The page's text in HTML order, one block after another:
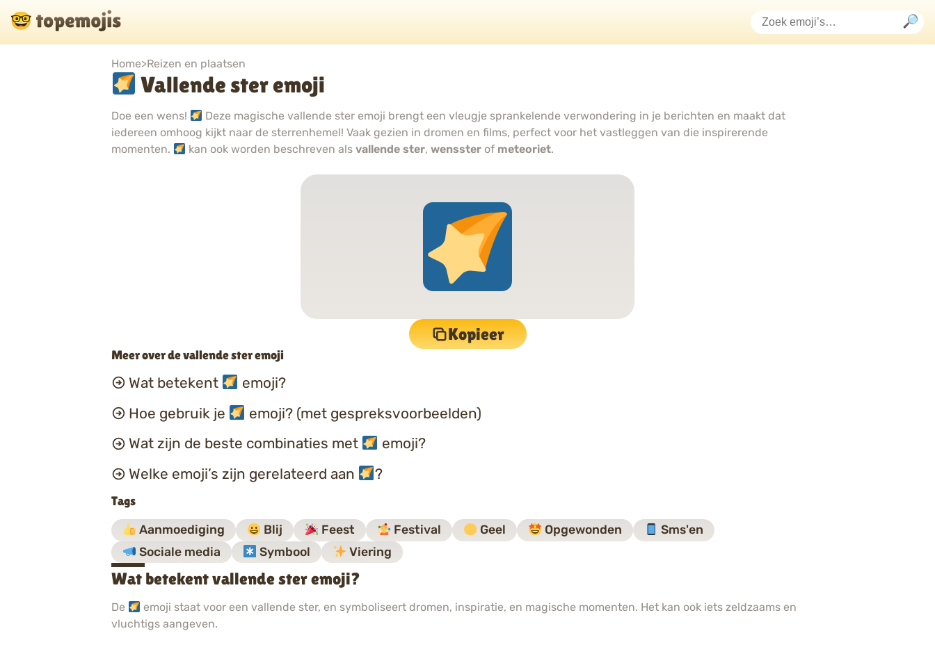
Home>Reizen en plaatsen
Vallende ster emoji
Doe een wens!
Deze magische vallende ster emoji brengt een vleugje sprankelende verwondering in je berichten en maakt dat
iedereen omhoog kijkt naar de sterrenhemel! Vaak gezien in dromen en films, perfect voor het vastleggen van die inspirerende
momenten.
kan ook worden beschreven alsvallende ster,wensster of meteoriet.
Kopieer
Meer over de vallende ster emoji
Wat betekent
emoji?
Hoe gebruik je
emoji? (met gespreksvoorbeelden)
Wat zijn de beste combinaties met
emoji?
Welke emoji’s zijn gerelateerd aan
?
Tags
Aanmoediging Blij Feest Festival Geel Opgewonden
Sms'en
Sociale media
Symbool Viering
Wat betekent vallende ster emoji?
De
emoji staat voor een vallende ster, en symboliseert dromen, inspiratie, en magische momenten. Het kan ook iets zeldzaams en
vluchtigs aangeven.